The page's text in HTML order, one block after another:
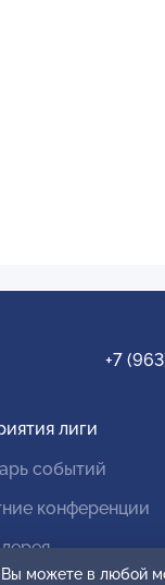
+7
лиги
событий
конференции
можете в любой